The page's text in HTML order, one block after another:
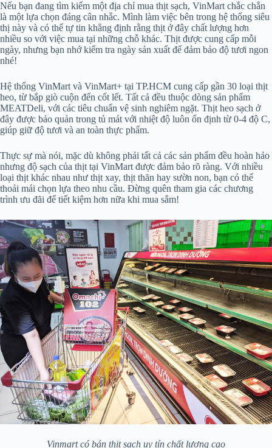
Nếu bạn đang tìm kiếm một địa chỉ mua thịt sạch, VinMart chắc chắn
là một lựa chọn đáng cân nhắc. Mình làm việc bên trong hệ thống siêu
thị này và có thể tự tin khẳng định rằng thịt ở đây chất lượng hơn
nhiều so với việc mua tại những chỗ khác. Thịt được cung cấp mỗi
ngày, nhưng bạn nhớ kiểm tra ngày sản xuất để đảm bảo độ tươi ngon
nhé!
Hệ thống VinMart và VinMart+ tại TP.HCM cung cấp gần 30 loại thịt
heo, từ bắp giò cuộn đến cốt lết. Tất cả đều thuộc dòng sản phẩm
MEATDeli, với các tiêu chuẩn vệ sinh nghiêm ngặt. Thịt heo sạch ở
đây được bảo quản trong tủ mát với nhiệt độ luôn ổn định từ 0-4 độ C,
giúp giữ độ tươi và an toàn thực phẩm.
Thực sự mà nói, mặc dù không phải tất cả các sản phẩm đều hoàn hảo
nhưng độ sạch của thịt tại VinMart được đảm bảo rõ ràng. Với nhiều
loại thịt khác nhau như thịt xay, thịt thăn hay sườn non, bạn có thể
thoải mái chọn lựa theo nhu cầu. Đừng quên tham gia các chương
trình ưu đãi để tiết kiệm hơn nữa khi mua sắm!
Vinmart có bán thịt sạch uy tín chất lượng cao